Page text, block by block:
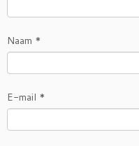
Naam *
E-mail *